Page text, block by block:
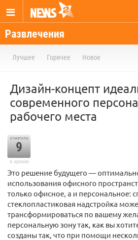
Развлечения
Лучшее Горячее Новое
Дизайн-концепт
современного
рабочего места
отметили
9
в архиве
Это решение будущего —
использования офисного
только офисное, а и персональное:
стеклопластиковая надстройка
трансформироваться по вашему
персональную зону так, как вы
созданы так, что при помощи